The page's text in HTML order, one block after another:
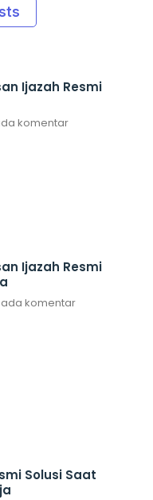
Ijazah Resmi
komentar
Ijazah Resmi
komentar
Solusi Saat